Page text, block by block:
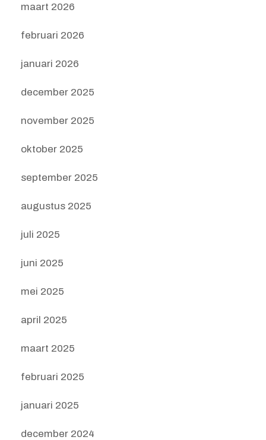
maart 2026
februari 2026
januari 2026
december 2025
november 2025
oktober 2025
september 2025
augustus 2025
juli 2025
juni 2025
mei 2025
april 2025
maart 2025
februari 2025
januari 2025
december 2024